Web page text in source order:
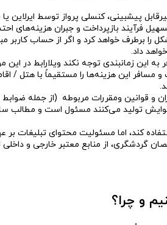
پیشبینی، کنسلی پرواز توسط
فرآیند بازپرداخت و جبران هزینه‌های
برطرف خواهد کرد و اگر از حساب کاربر
داد.
زمانبندی توجه نکند ویلارابط در
و مسافر این هزینه‌ها را مستقیماً با هتل
و قوانین ومقررات مربوطه (از جمله
تولید می‌کنند مسئول است و مطالب
کند، اما مسئولیت محتوای تبلیغات بر
گردشگری، از منابع معتبر خارجی و
و چرا؟